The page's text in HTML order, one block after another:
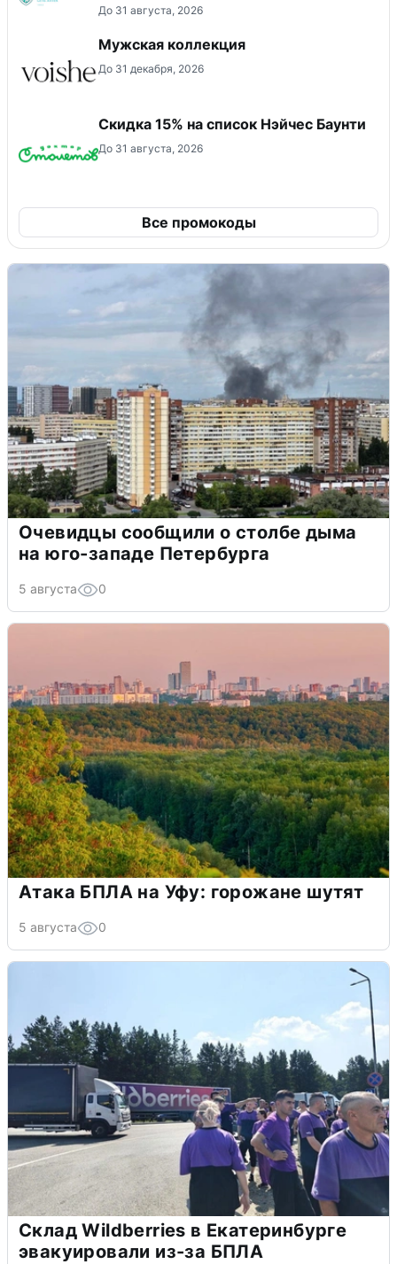
До 31 августа, 2026
Мужская коллекция
До 31 декабря, 2026
Скидка 15% на список Нэйчес Баунти
До 31 августа, 2026
Все промокоды
Очевидцы сообщили о столбе дыма
на юго-западе Петербурга
5 августа 0
Атака БПЛА на Уфу: горожане шутят
5 августа 0
Склад Wildberries в Екатеринбурге
эвакуировали из-за БПЛА